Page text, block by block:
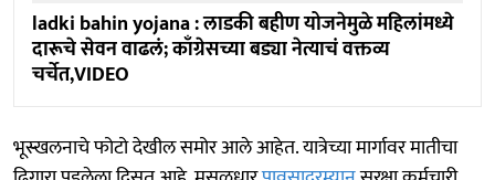
ladki bahin yojana : लाडकी बहीण योजनेमुळे महिलांमध्ये
दारूचे सेवन वाढलं; काँग्रेसच्या बड्या नेत्याचं वक्तव्य
चर्चेत,VIDEO
भूस्खलनाचे फोटो देखील समोर आले आहेत. यात्रेच्या मार्गावर मातीचा